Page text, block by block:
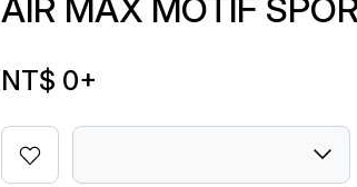
AIR MAX MOTIF
NT$ 0+